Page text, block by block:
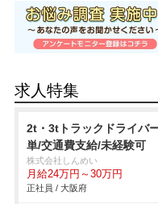
求人特集
2t・3tトラックドライバ
単/交通費支給/未経験可
株式会社しんめい
月給24万円～30万円
正社員 / 大阪府